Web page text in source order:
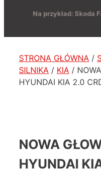
Na przykład: Skoda
STRONA GŁÓWNA /
SILNIKA / KIA /
HYUNDAI KIA 2.0
NOWA
HYUNDAI